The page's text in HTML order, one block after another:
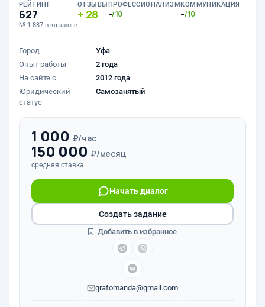
РЕЙТИНГ
627
№ 1 837 в каталоге
ОТЗЫВЫ
28
ПРОФЕССИОНАЛИЗМ
-/10
КОММУНИКАЦИЯ
-/10
Город
Уфа
Опыт работы
2 года
На сайте с
2012 года
Юридический
статус
Самозанятый
1 000 ₽/час
150 000 ₽/месяц
средняя ставка
Начать диалог
grafomanda@gmail.com
Создать задание
Добавить в избранное